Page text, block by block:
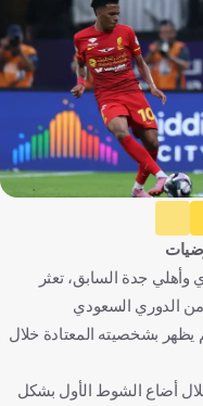
جدة السابق، تعثر
الثانية من الدوري السعودي
يظهر بشخصيته المعتادة خلال
أضاع الشوط الأول بشكل